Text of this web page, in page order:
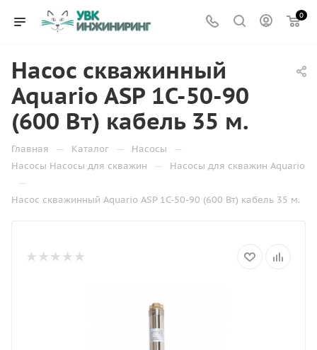
0
Насос скважинный
Aquario ASP 1C-50-90
(600 Вт) кабель 35 м.
Главная — Каталог — Насосы —
Насосы Насосы для скважин — Насосы для скважин Aquario
—
Насос скважинный Aquario ASP 1C-50-90 (600 Вт) кабель 35 м.